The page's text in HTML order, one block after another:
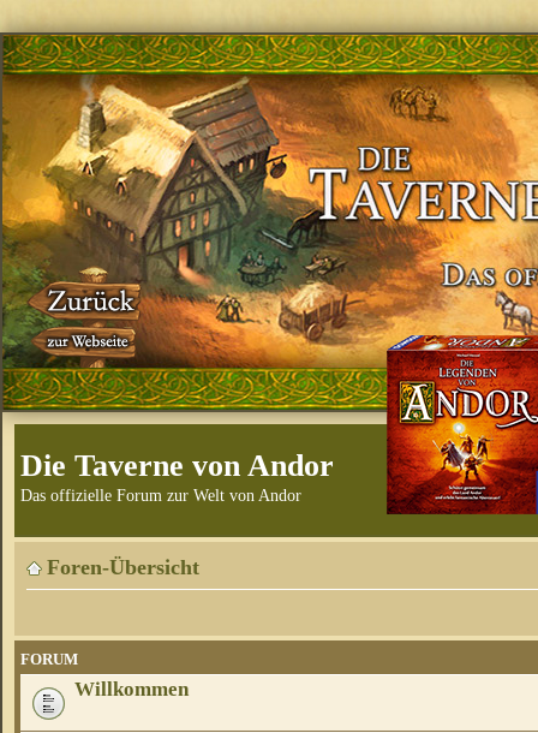
Die Taverne von Andor
Das offizielle Forum zur Welt von Andor
Foren-Übersicht
FORUM
Willkommen